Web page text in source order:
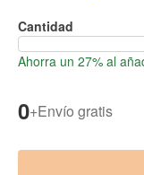
Cantidad
Ahorra un 27% al
0+Envío gratis